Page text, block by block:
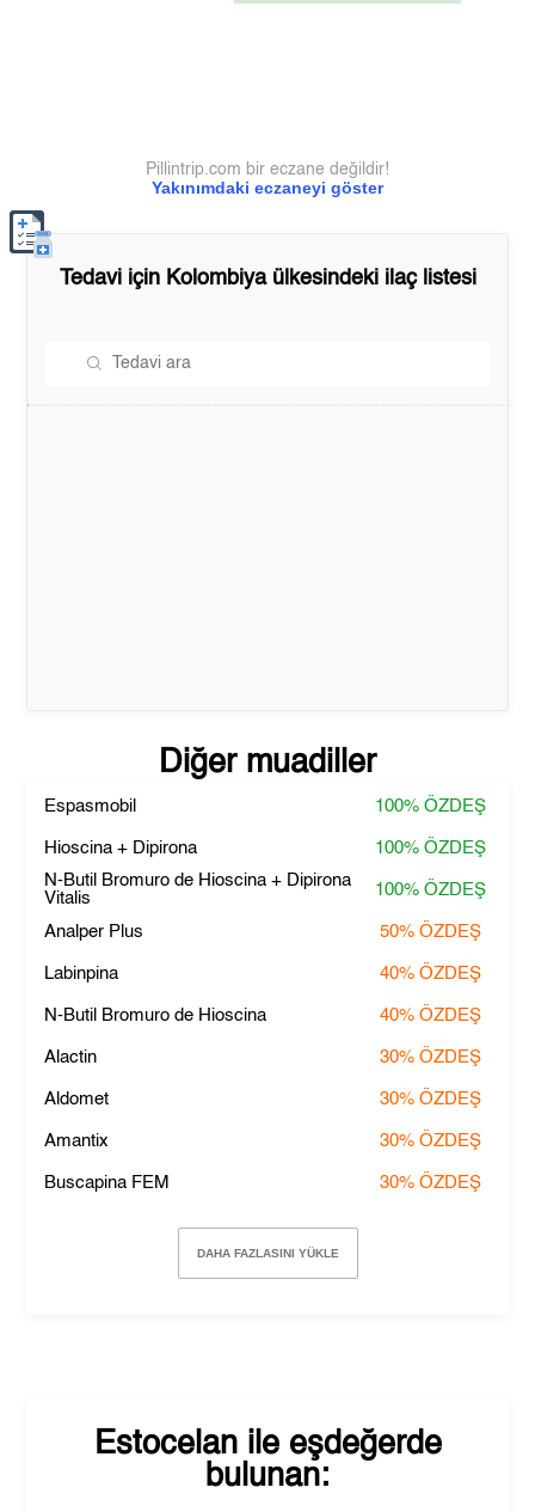
Yakınımdaki eczaneyi göster
Pillintrip.com bir eczane değildir!
Tedavi için Kolombiyaülkesindeki ilaç listesi
Diğer muadiller
Espasmobil 100% ÖZDEŞ
Hioscina + Dipirona 100% ÖZDEŞ
N-Butil Bromuro de Hioscina + Dipirona
Vitalis
100% ÖZDEŞ
Analper Plus 50% ÖZDEŞ
Labinpina 40% ÖZDEŞ
N-Butil Bromuro de Hioscina 40% ÖZDEŞ
Alactin 30% ÖZDEŞ
Aldomet 30% ÖZDEŞ
Amantix 30% ÖZDEŞ
Buscapina FEM 30% ÖZDEŞ
DAHA FAZLASINI YÜKLE
Estocelanile eşdeğerde
bulunan: